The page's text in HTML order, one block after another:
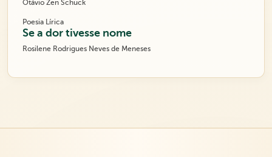
Otávio Zen Schuck
Poesia Lírica
Se a dor tivesse nome
Rosilene Rodrigues Neves de Meneses